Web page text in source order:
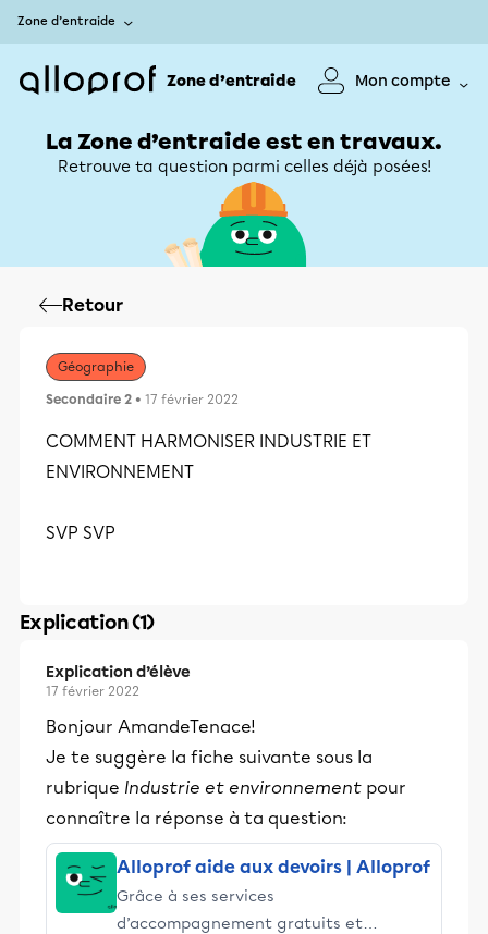
Zone d’entraide
Zone d’entraide Mon compte
La Zone d’entraide est en travaux.
Retrouve ta question parmi celles déjà posées!
Retour
Géographie
Secondaire 2 • 17 février 2022
COMMENT HARMONISER INDUSTRIE ET
ENVIRONNEMENT
SVP SVP
Explication (1)
Explication d’élève
17 février 2022
Bonjour AmandeTenace!
Je te suggère la fiche suivante sous la
rubrique Industrie et environnement pour
connaître la réponse à ta question:
Alloprof aide aux devoirs | Alloprof
Grâce à ses services
d’accompagnement gratuits et